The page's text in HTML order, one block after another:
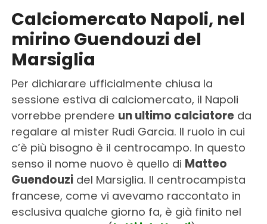
Calciomercato Napoli, nel
mirino Guendouzi del
Marsiglia
Per dichiarare ufficialmente chiusa la
sessione estiva di calciomercato, il Napoli
vorrebbe prendere un ultimo calciatoreda
regalare al mister Rudi Garcia. Il ruolo in cui
c’è più bisogno è il centrocampo. In questo
senso il nome nuovo è quello di Matteo
Guendouzidel Marsiglia. Il centrocampista
francese, come vi avevamo raccontato in
esclusiva qualche giorno fa, è già finito nel